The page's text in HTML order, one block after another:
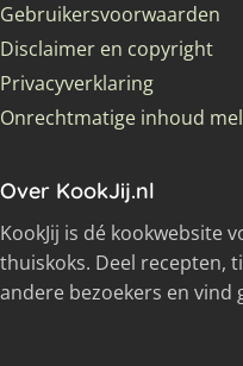
Gebruikersvoorwaarden
Disclaimer en copyright
Privacyverklaring
Onrechtmatige inhoud
Over KookJij.nl
KookJij is dé kookwebsite
thuiskoks. Deel recepten,
andere bezoekers en vind